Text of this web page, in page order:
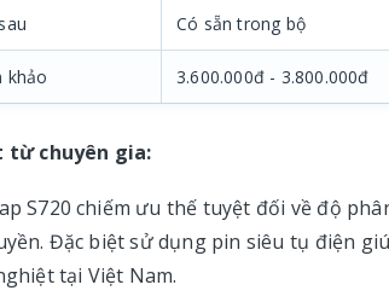
Có sẵn trong bộ
khảo 3.600.000đ - 3.800.000đ
từ chuyên gia:
S720 chiếm ưu thế tuyệt đối về độ
Đặc biệt sử dụng pin siêu tụ điện
tại Việt Nam.